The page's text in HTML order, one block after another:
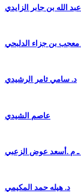
الله بن جابر الزايدي
بن جزاء الدلبحي
د. سامي ثامر الرشيدي
عاصم الشيدي
ـ م .أسعد عوض الزعبي
د. هيله حمد المكيمي